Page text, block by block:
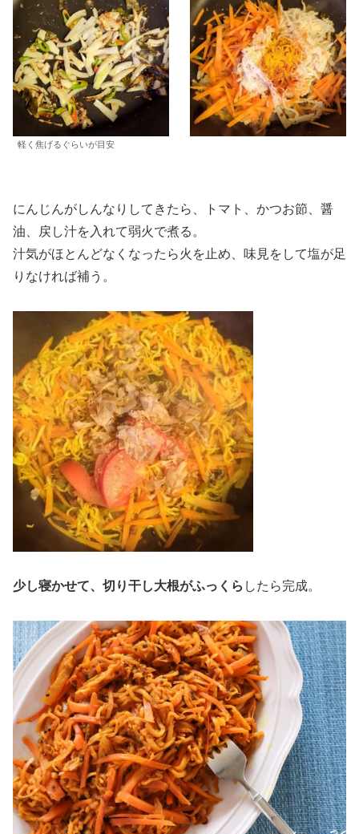
軽く焦げるぐらいが目安
にんじんがしんなりしてきたら、トマト、かつお節、醤
油、戻し汁を入れて弱火で煮る。
汁気がほとんどなくなったら火を止め、味見をして塩が足
りなければ補う。
少し寝かせて、切り干し大根がふっくら したら完成。